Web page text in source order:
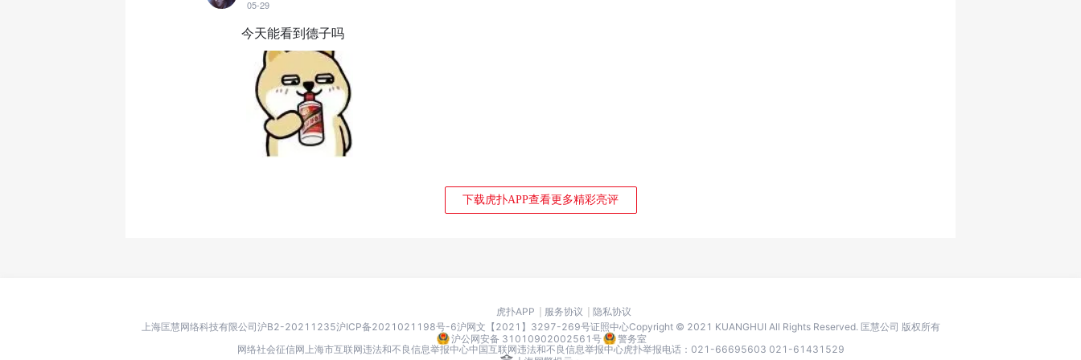
05-29
今天能看到德子吗
下载虎扑APP查看更多精彩亮评
虎扑APP 服务协议
隐私协议
上海匡慧网络科技有限公司沪B2-20211235沪ICP备2021021198号-6沪网文【2021】3297-269号证照中心Copyright © 2021 KUANGHUI All Rights Reserved. 匡慧公司 版权所有
沪公网安备 31010902002561号
警务室
网络社会征信网 上海市互联网违法和不良信息举报中心中国互联网违法和不良信息举报中心虎扑举报电话：021-66695603 021-61431529